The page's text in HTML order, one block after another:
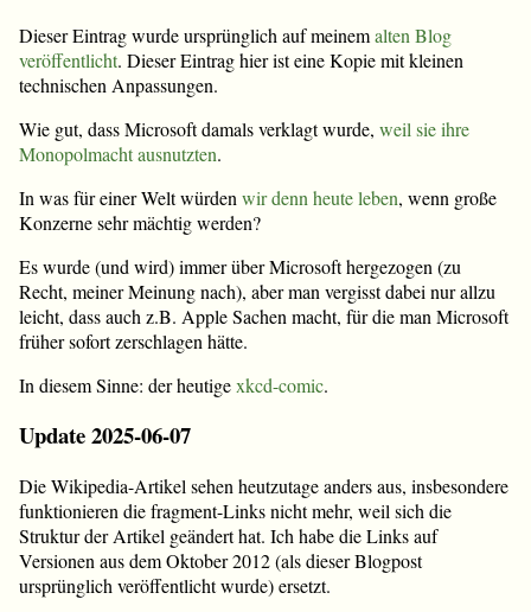
Dieser Eintrag wurde ursprünglich auf meinemalten Blog
veröffentlicht. Dieser Eintrag hier ist eine Kopie mit kleinen
technischen Anpassungen.
Wie gut, dass Microsoft damals verklagt wurde, weil sie ihre
Monopolmacht ausnutzten.
In was für einer Welt würden wirdenn heuteleben, wenn große
Konzerne sehr mächtig werden?
Es wurde (und wird) immer über Microsoft hergezogen (zu
Recht, meiner Meinung nach), aber man vergisst dabei nur allzu
leicht, dass auch z.B. Apple Sachen macht, für die man Microsoft
früher sofort zerschlagen hätte.
In diesem Sinne: der heutigexkcd-comic.
Update 2025-06-07
Die Wikipedia-Artikel sehen heutzutage anders aus, insbesondere
funktionieren die fragment-Links nicht mehr, weil sich die
Struktur der Artikel geändert hat. Ich habe die Links auf
Versionen aus dem Oktober 2012 (als dieser Blogpost
ursprünglich veröffentlicht wurde) ersetzt.